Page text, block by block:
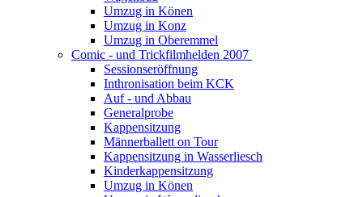
Umzug in Könen
Umzug in Konz
Umzug in Oberemmel
Comic - und Trickfilmhelden 2007
Sessionseröffnung
Inthronisation beim KCK
Auf - und Abbau
Generalprobe
Kappensitzung
Männerballett on Tour
Kappensitzung in Wasserliesch
Kinderkappensitzung
Umzug in Könen